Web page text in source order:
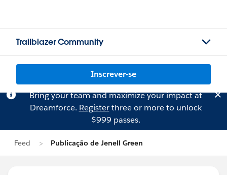
Trailblazer Community
Inscrever-se
Bring your team and maximize your impact at
Dreamforce. Registerthree or more to unlock
$999 passes.
Feed Publicação de Jenell Green